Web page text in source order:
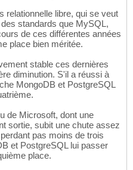
relationnelle libre, qui se veut
standards que MySQL,
de ces différentes années
place bien méritée.
stable ces dernières
diminution. S'il a réussi à
MongoDB et PostgreSQL
de Microsoft, dont une
sortie, subit une chute assez
pas moins de trois
et PostgreSQL lui passer
place.